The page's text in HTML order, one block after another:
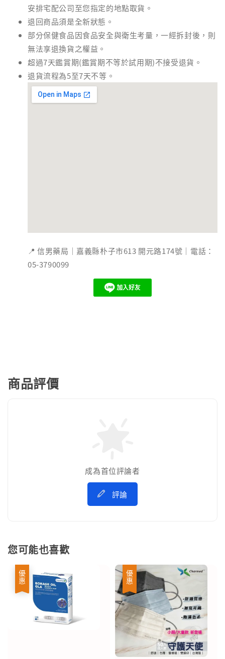
安排宅配公司至您指定的地點取貨。
退回商品須是全新狀態。
部分保健食品因食品安全與衛生考量，一經拆封後，則
無法享退換貨之權益。
超過7天鑑賞期(鑑賞期不等於試用期)不接受退貨。
退貨流程為5至7天不等。
📍 信男藥局｜嘉義縣朴子市613 開元路174號｜電話：
05-3790099
商品評價
成為首位評論者
評論
您可能也喜歡
優惠 優惠